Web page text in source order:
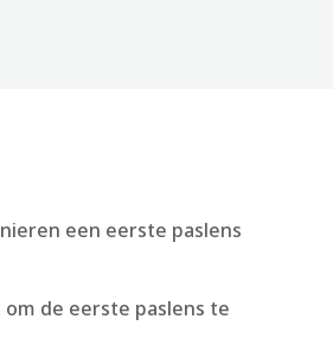
een eerste paslens
om de eerste paslens te